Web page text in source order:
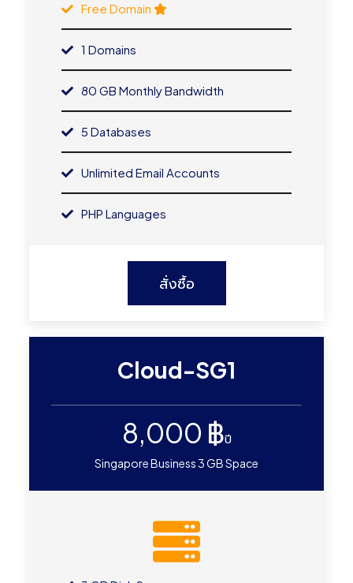
Free Domain
1 Domains
80 GB Monthly Bandwidth
5 Databases
Unlimited Email Accounts
PHP Languages
สั่งซื้อ
Cloud-SG1
8,000 ฿ปี
Singapore Business 3 GB Space